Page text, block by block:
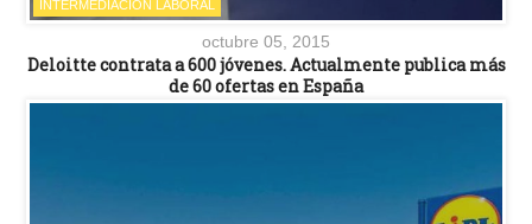
INTERMEDIACIÓN LABORAL
octubre 05, 2015
Deloitte contrata a 600 jóvenes. Actualmente publica más
de 60 ofertas en España